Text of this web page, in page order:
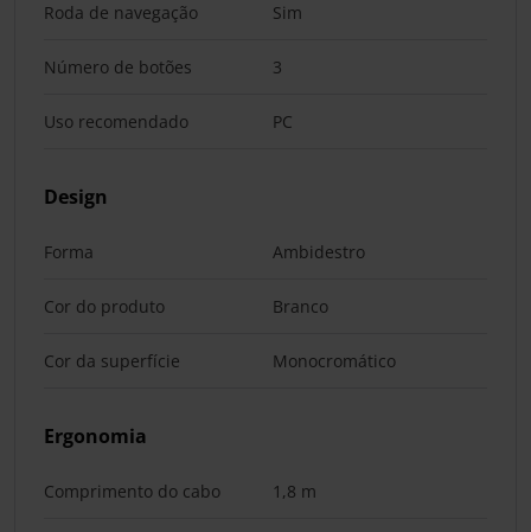
Roda de navegação Sim
Número de botões 3
Uso recomendado PC
Design
Forma Ambidestro
Cor do produto Branco
Cor da superfície Monocromático
Ergonomia
Comprimento do cabo 1,8 m